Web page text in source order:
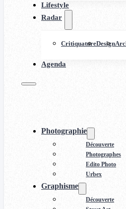
Lifestyle
Radar
CritiquatureDesign
Agenda
Photographie
Découverte
Photographes
Edito Photo
Urbex
Graphisme
Découverte